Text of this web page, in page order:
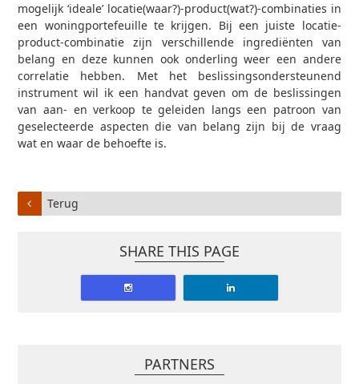
mogelijk ‘ideale’ locatie(waar?)-product(wat?)-combinaties in
een woningportefeuille te krijgen. Bij een juiste locatie-
product-combinatie zijn verschillende ingrediënten van
belang en deze kunnen ook onderling weer een andere
correlatie hebben. Met het beslissingsondersteunend
instrument wil ik een handvat geven om de beslissingen
van aan- en verkoop te geleiden langs een patroon van
geselecteerde aspecten die van belang zijn bij de vraag
wat en waar de behoefte is.
Terug
SHARE THIS PAGE
PARTNERS